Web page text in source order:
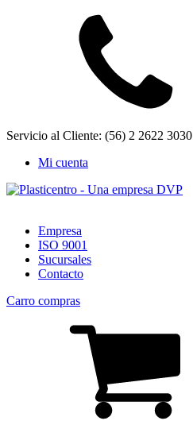
Servicio al Cliente: (56) 2 2622 3030
Mi cuenta
Empresa
ISO 9001
Sucursales
Contacto
Carro compras